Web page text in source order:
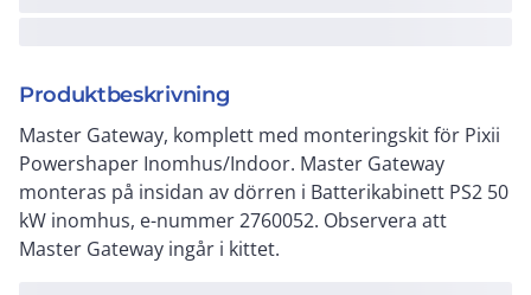
Produktbeskrivning
Master Gateway, komplett med monteringskit för Pixii
Powershaper Inomhus/Indoor. Master Gateway
monteras på insidan av dörren i Batterikabinett PS2 50
kW inomhus, e-nummer 2760052. Observera att
Master Gateway ingår i kittet.